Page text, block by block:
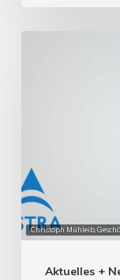
Christoph Mühleib,
Aktuelles +